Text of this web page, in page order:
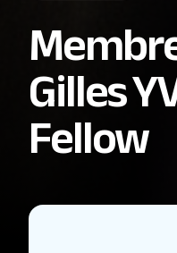
Gilles
Fellow